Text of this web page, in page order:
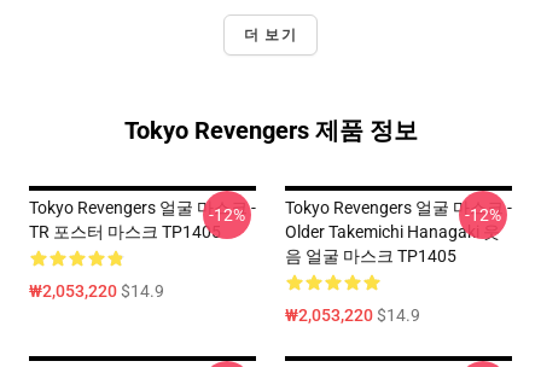
더 보기
Tokyo Revengers 제품 정보
Tokyo Revengers 얼굴 마스크 -
TR 포스터 마스크 TP1405
₩2,053,220$14.9
-12%
Tokyo Revengers 얼굴 마스크 -
Older Takemichi Hanagaki 웃
음 얼굴 마스크 TP1405
₩2,053,220$14.9
-12%